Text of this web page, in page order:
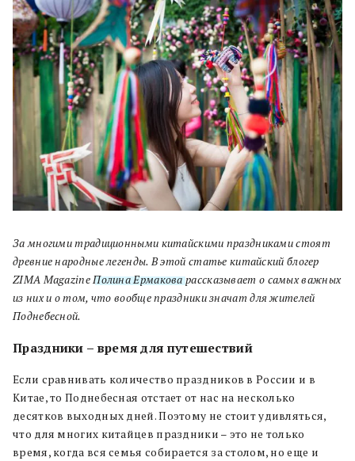
За многими традиционными китайскими праздниками стоят
древние народные легенды. В этой статье китайский блогер
ZIMA MagazineПолина Ермаковарассказывает о самых важных
из них и о том, что вообще праздники значат для жителей
Поднебесной.
Праздники – время для путешествий
Если сравнивать количество праздников в России и в
Китае, то Поднебесная отстает от нас на несколько
десятков выходных дней. Поэтому не стоит удивляться,
что для многих китайцев праздники – это не только
время, когда вся семья собирается за столом, но еще и